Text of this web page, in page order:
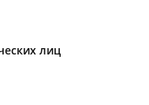
лиц